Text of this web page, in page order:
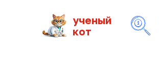
ученый
кот